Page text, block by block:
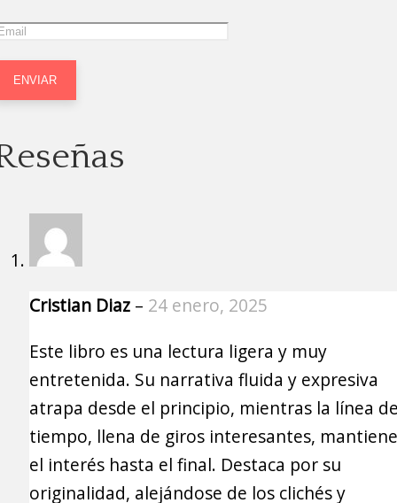
Cristian Diaz – 24 enero, 2025
Este libro es una lectura ligera y muy
entretenida. Su narrativa fluida y expresiva
atrapa desde el principio, mientras la línea
tiempo, llena de giros interesantes, mantiene
el interés hasta el final. Destaca por su
originalidad, alejándose de los clichés y